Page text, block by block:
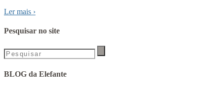
Ler mais ›
Pesquisar no site
BLOG da Elefante